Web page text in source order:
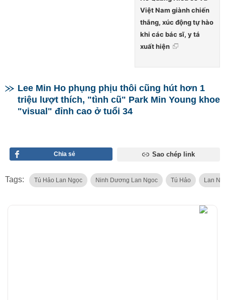
Việt Nam giành chiến
thắng, xúc động tự hào
khi các bác sĩ, y tá
xuất hiện
Lee Min Ho phụng phịu thôi cũng hút hơn 1
triệu lượt thích, "tình cũ" Park Min Young khoe
"visual" đỉnh cao ở tuổi 34
Chia sẻ Sao chép link
Tags: Tú Hảo Lan Ngọc Ninh Dương Lan Ngoc Tú Hảo Lan